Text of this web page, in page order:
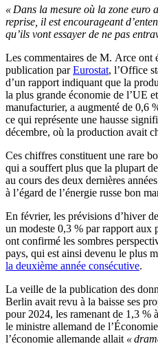
« Dans la mesure où la zone euro
reprise, il est encourageant
qu’ils vont essayer de ne pas
Les commentaires de M. Arce ont
publication parEurostat, l’Office
d’un rapport indiquant que la
la plus grande économie de l’UE
manufacturier, a augmenté de 0,6
ce qui représente une hausse
décembre, où la production avait
Ces chiffres constituent une rare
qui a souffert plus que la plupart
au cours des deux dernières
à l’égard de l’énergie russe bon
En février, les prévisions d’hiver
un modeste 0,3 % par rapport
ont confirmé les sombres
pays, qui est ainsi devenu le plus
la deuxième année consécutive.
La veille de la publication des
Berlin avait revu à la baisse ses
pour 2024, les ramenant de 1,3 %
le ministre allemand de
l’économie allemande allait «